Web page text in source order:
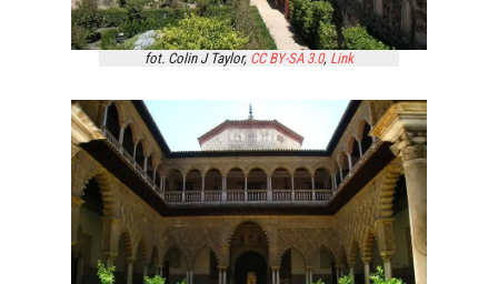
fot. Colin J Taylor, CC BY-SA 3.0, Link